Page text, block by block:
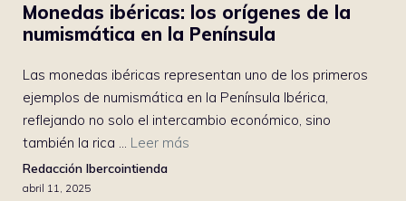
Monedas ibéricas: los orígenes de la
numismática en la Península
Las monedas ibéricas representan uno de los primeros
ejemplos de numismática en la Península Ibérica,
reflejando no solo el intercambio económico, sino
también la rica ... Leer más
Redacción Ibercointienda
abril 11, 2025